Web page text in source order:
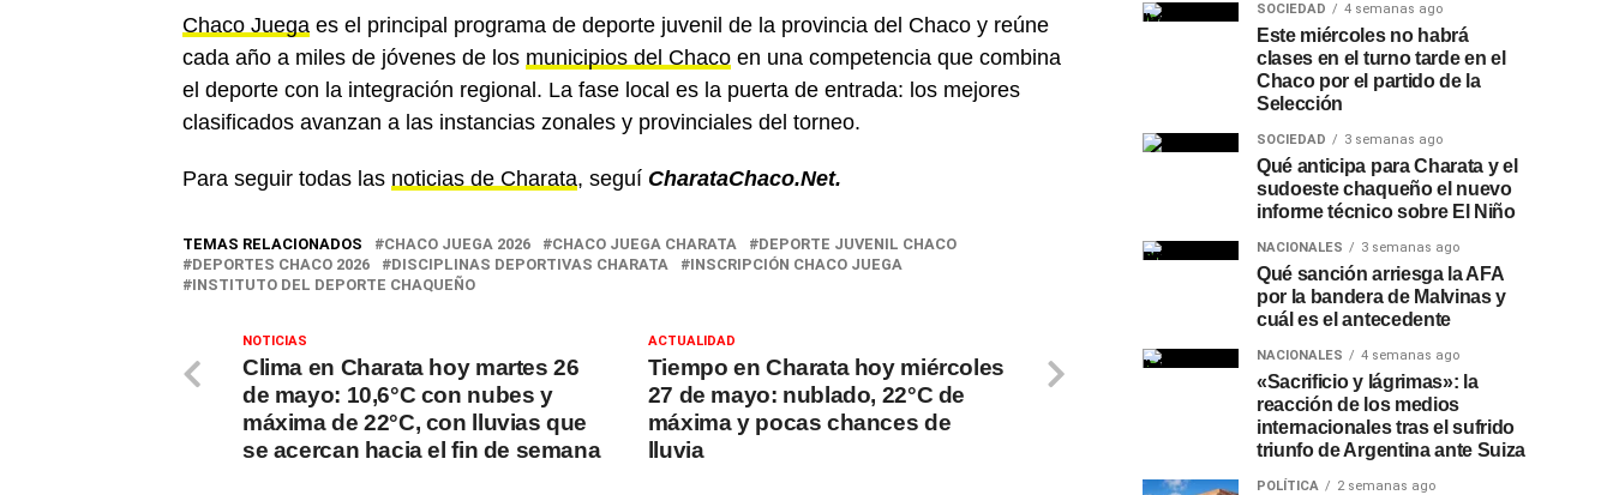
Chaco Juega es el principal programa de deporte juvenil de la provincia del Chaco y reúne
cada año a miles de jóvenes de los municipios del Chaco en una competencia que combina
el deporte con la integración regional. La fase local es la puerta de entrada: los mejores
clasificados avanzan a las instancias zonales y provinciales del torneo.
Para seguir todas las noticias de Charata, seguí CharataChaco.Net.
TEMAS RELACIONADOS CHACO JUEGA 2026 CHACO JUEGA CHARATA
DEPORTE JUVENIL CHACO
DEPORTES CHACO 2026
DISCIPLINAS DEPORTIVAS CHARATA
INSCRIPCIÓN CHACO JUEGA
INSTITUTO DEL DEPORTE CHAQUEÑO
ACTUALIDAD
Tiempo en Charata hoy miércoles
27 de mayo: nublado, 22°C de
máxima y pocas chances de
lluvia
NOTICIAS
Clima en Charata hoy martes 26
de mayo: 10,6°C con nubes y
máxima de 22°C, con lluvias que
se acercan hacia el fin de semana
SOCIEDAD 4 semanas ago
Este miércoles no habrá
clases en el turno tarde en el
Chaco por el partido de la
Selección
SOCIEDAD 3 semanas ago
Qué anticipa para Charata y el
sudoeste chaqueño el nuevo
informe técnico sobre El Niño
NACIONALES 3 semanas ago
Qué sanción arriesga la AFA
por la bandera de Malvinas y
cuál es el antecedente
NACIONALES 4 semanas ago
«Sacrificio y lágrimas»: la
reacción de los medios
internacionales tras el sufrido
triunfo de Argentina ante Suiza
POLÍTICA 2 semanas ago